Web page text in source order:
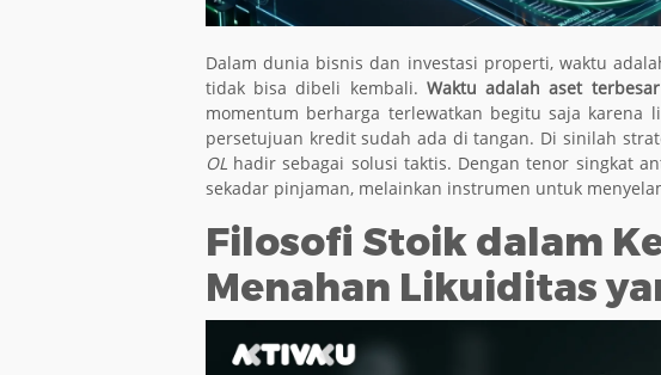
Dalam dunia bisnis dan investasi properti, waktu
tidak bisa dibeli kembali. Waktu adalah aset
momentum berharga terlewatkan begitu saja karena
persetujuan kredit sudah ada di tangan. Di sinilah
OL hadir sebagai solusi taktis. Dengan tenor singkat
sekadar pinjaman, melainkan instrumen untuk
Filosofi Stoik dalam
Menahan Likuiditas